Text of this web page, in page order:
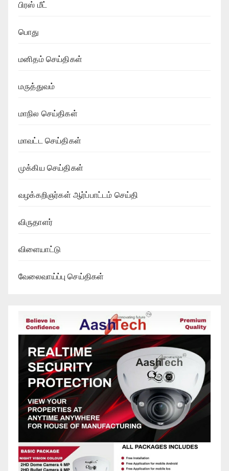
பிரஸ் மீட்
பொது
மனிதம் செய்திகள்
மருத்துவம்
மாநில செய்திகள்
மாவட்ட செய்திகள்
முக்கிய செய்திகள்
வழக்கறிஞர்கள் ஆர்ப்பாட்டம் செய்தி
விருதாளர்
விளையாட்டு
வேலைவாய்ப்பு செய்திகள்